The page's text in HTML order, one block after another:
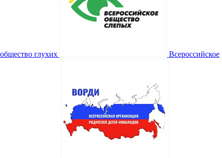
общество глухих Всероссийское